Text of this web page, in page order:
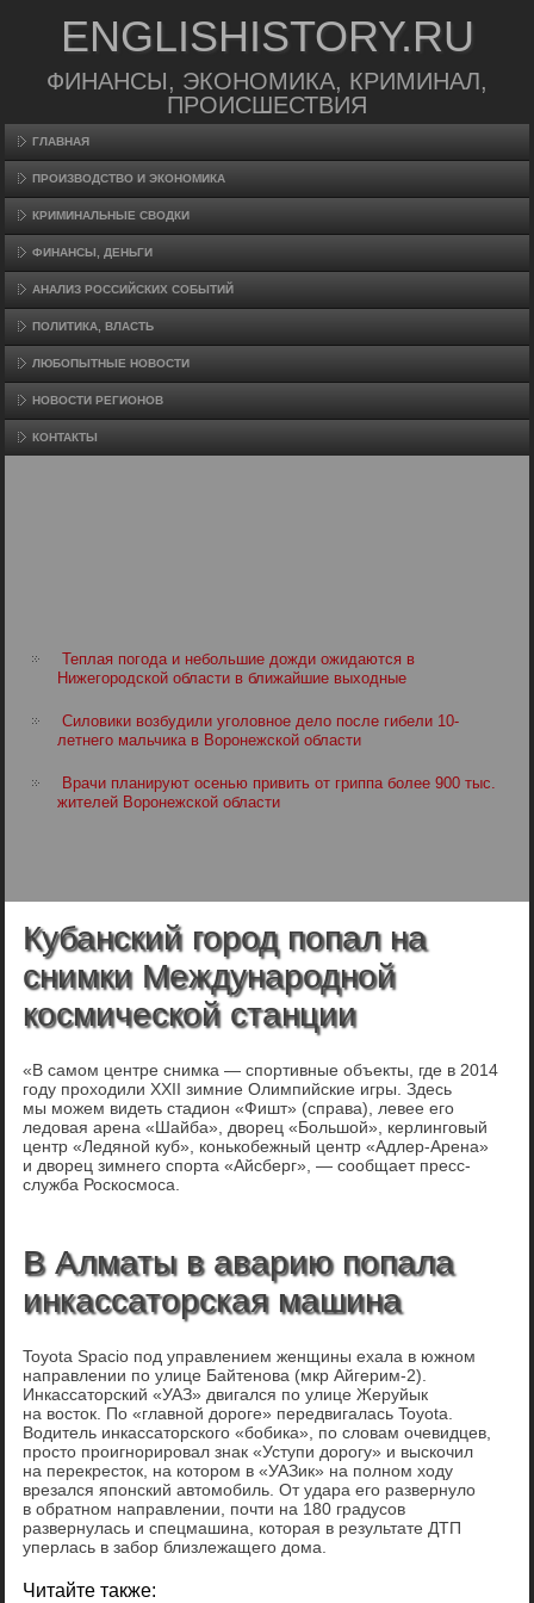
ENGLISHISTORY.RU
ФИНАНСЫ, ЭКОНОМИКА, КРИМИНАЛ,
ПРОИСШЕСТВИЯ
ГЛАВНАЯ
ПРОИЗВΟДСТВО И ЭКОНОМИКА
КРИМИНАЛЬНЫЕ СВОДКИ
ФИНАНСЫ, ДЕНЬГИ
АНАЛИЗ РОССИЙСКИХ СОБЫТИЙ
ПОЛИТИКА, ВЛАСТЬ
ЛЮБОПЫТНЫЕ НОВОСТИ
НОВОСТИ РЕГИОНОВ
КОНТАКТЫ
Теплая погода и небольшие дожди ожидаются в
Нижегородской области в ближайшие выходные
Силовики возбудили уголовное дело после гибели 10-
летнего мальчика в Воронежской области
Врачи планируют осенью привить от гриппа более 900 тыс.
жителей Воронежской области
Кубанский город попал на
снимки Международной
космической станции
«В самом центре снимка — спортивные объекты, где в 2014
году проходили XXII зимние Олимпийские игры. Здесь
мы можем видеть стадион «Фишт» (справа), левее его
ледовая арена «Шайба», дворец «Большой», керлинговый
центр «Ледяной куб», конькобежный центр «Адлер-Арена»
и дворец зимнего спорта «Айсберг», — сообщает пресс-
служба Роскосмоса.
В Алматы в аварию попала
инкассаторская машина
Toyota Spacio под управлением женщины ехала в южном
направлении по улице Байтенова (мкр Айгерим-2).
Инкассаторский «УАЗ» двигался по улице Жеруйык
на восток. По «главной дороге» передвигалась Toyota.
Водитель инкассаторского «бобика», по словам очевидцев,
просто проигнорировал знак «Уступи дорогу» и выскочил
на перекресток, на котором в «УАЗик» на полном ходу
врезался японский автомобиль. От удара его развернуло
в обратном направлении, почти на 180 градусов
развернулась и спецмашина, которая в результате ДТП
уперлась в забор близлежащего дома.
Читайте также: